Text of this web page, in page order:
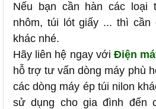
Nếu bạn cần hàn các loại
nhôm, túi lót giấy ... thì cần
khác nhé.
Hãy liên hệ ngay với Điện
hỗ trợ tư vấn dòng máy phù
các dòng máy ép túi nilon
sử dụng cho gia đình đến